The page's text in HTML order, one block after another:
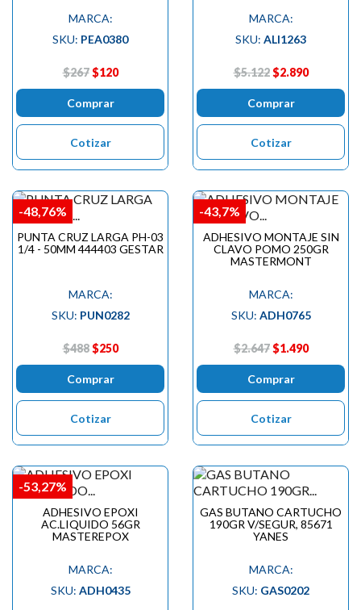
MARCA:
SKU: PEA0380
$267 $120
Comprar
Cotizar
MARCA:
SKU: ALI1263
$5.122 $2.890
Comprar
Cotizar
PUNTA CRUZ LARGA PH-03
1/4 - 50MM 444403 GESTAR
MARCA:
SKU: PUN0282
$488 $250
Comprar
Cotizar
-48,76%
ADHESIVO MONTAJE SIN
CLAVO POMO 250GR
MASTERMONT
MARCA:
SKU: ADH0765
$2.647 $1.490
Comprar
Cotizar
-43,7%
ADHESIVO EPOXI
AC.LIQUIDO 56GR
MASTEREPOX
MARCA:
SKU: ADH0435
-53,27%
GAS BUTANO CARTUCHO
190GR V/SEGUR, 85671
YANES
MARCA:
SKU: GAS0202